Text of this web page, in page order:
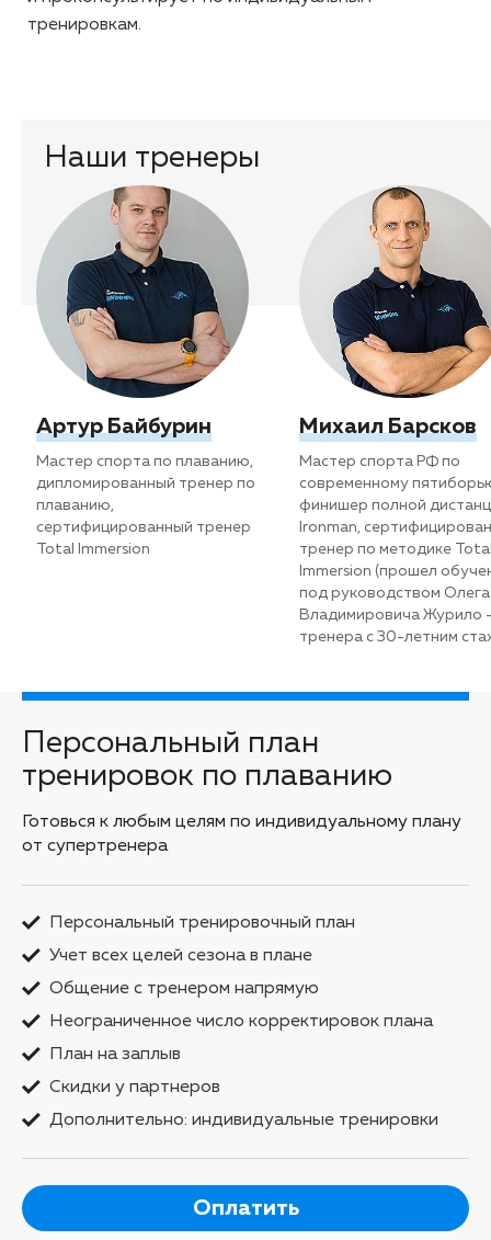
тренировкам.
Наши тренеры
Артур Байбурин
Мастер спорта по плаванию,
дипломированный тренер по
плаванию,
сертифицированный тренер
Total Immersion
Михаил Барсков
Мастер спорта РФ по
современному
финишер полной
Ironman,
тренер по методике
Immersion (прошел
под руководством Олега
Владимировича Журило
тренера с 30-летним
Персональный план
тренировок по плаванию
Готовься к любым целям по индивидуальному плану
от супертренера
Персональный тренировочный план
Учет всех целей сезона в плане
Общение с тренером напрямую
Неограниченное число корректировок плана
План на заплыв
Скидки у партнеров
Дополнительно: индивидуальные тренировки
Оплатить